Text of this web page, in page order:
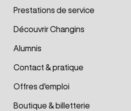
Prestations de service
Découvrir Changins
Alumnis
Contact & pratique
Offres d'emploi
Boutique & billetterie